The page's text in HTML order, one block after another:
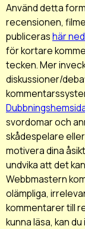
Använd detta
recensionen,
publicerashär
för kortare
tecken. Mer
diskussioner/
svordomar och
skådespelare
motivera dina
undvika att det
Webbmastern
olämpliga,
kommentarer till
kunna läsa, kan